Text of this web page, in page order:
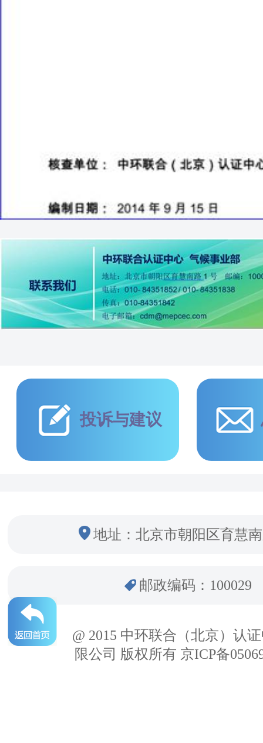
投诉与建议
地址：北京市朝阳区育慧
邮政编码：100029
@ 2015 中环联合（北京）认
限公司 版权所有 京ICP备